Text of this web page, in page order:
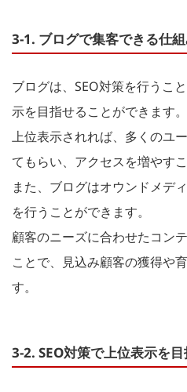
3-1. ブログで集客できる仕
ブログは、SEO対策を行うこ
示を目指せることができます。
上位表示されれば、多くのユ
てもらい、アクセスを増やす
また、ブログはオウンドメデ
を行うことができます。
顧客のニーズに合わせたコン
ことで、見込み顧客の獲得や
す。
3-2. SEO対策で上位表示を目